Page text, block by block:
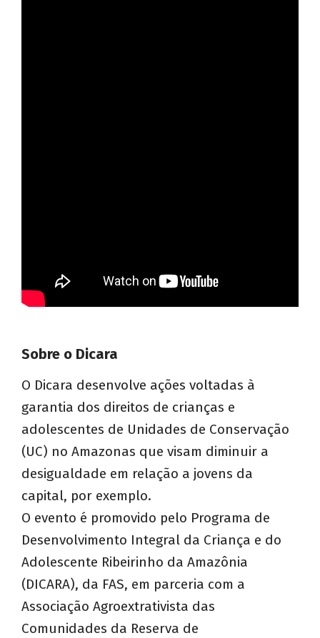
Sobre o Dicara
O Dicara desenvolve ações voltadas à
garantia dos direitos de crianças e
adolescentes de Unidades de Conservação
(UC) no Amazonas que visam diminuir a
desigualdade em relação a jovens da
capital, por exemplo.
O evento é promovido pelo Programa de
Desenvolvimento Integral da Criança e do
Adolescente Ribeirinho da Amazônia
(DICARA), da FAS, em parceria com a
Associação Agroextrativista das
Comunidades da Reserva de